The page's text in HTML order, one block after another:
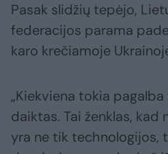
Pasak slidžių tepėjo,
federacijos parama
karo krečiamoje
„Kiekviena tokia
daiktas. Tai ženklas, kad
yra ne tik technologijos,